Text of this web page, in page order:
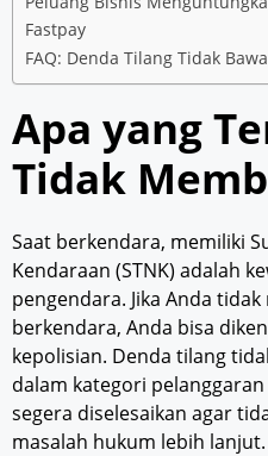
Fastpay
FAQ: Denda Tilang Tidak
Apa yang
Tidak
Saat berkendara, memiliki
Kendaraan (STNK) adalah
pengendara. Jika Anda
berkendara, Anda bisa
kepolisian. Denda tilang
dalam kategori
segera diselesaikan agar
masalah hukum lebih lanjut.